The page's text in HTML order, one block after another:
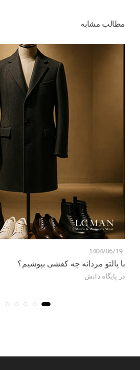
مطالب مشابه
1404/06/19
با پالتو مردانه چه کفشی بپوشیم؟
در پایگاه دانش